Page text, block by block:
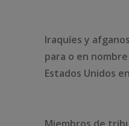
Iraquíes y
para o en
Estados Unidos